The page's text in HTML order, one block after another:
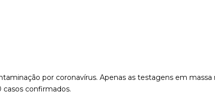
por coronavírus. Apenas as testagens em massa
casos confirmados.